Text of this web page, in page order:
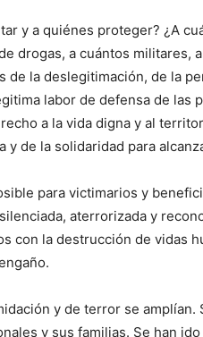
y a quiénes proteger? ¿A
drogas, a cuántos militares,
de la deslegitimación, de la
labor de defensa de las
a la vida digna y al
y de la solidaridad para
para victimarios y
aterrorizada y
con la destrucción de vidas
y de terror se amplían.
y sus familias. Se han